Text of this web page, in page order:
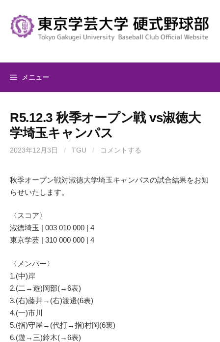
キ
メニュー
R5.12.3 秋季オープン戦 vs淑徳大
学埼玉キャンパス
2023年12月3日 / TGU / コメントする
秋季オープン戦対淑徳大学埼玉キャンパスの試合結果をお知
らせいたします。
〈スコア〉
淑徳埼玉 | 003 010 000 | 4
東京学芸 | 310 000 000 | 4
〈メンバー〉
1.(中)岸
2.(二→遊)岡部(→6表)
3.(右)藤井→(右)渡邊(6表)
4.(一)市川
5.(指)守屋→(代打→指)村岡(6裏)
6.(遊→三)鈴木(→6表)